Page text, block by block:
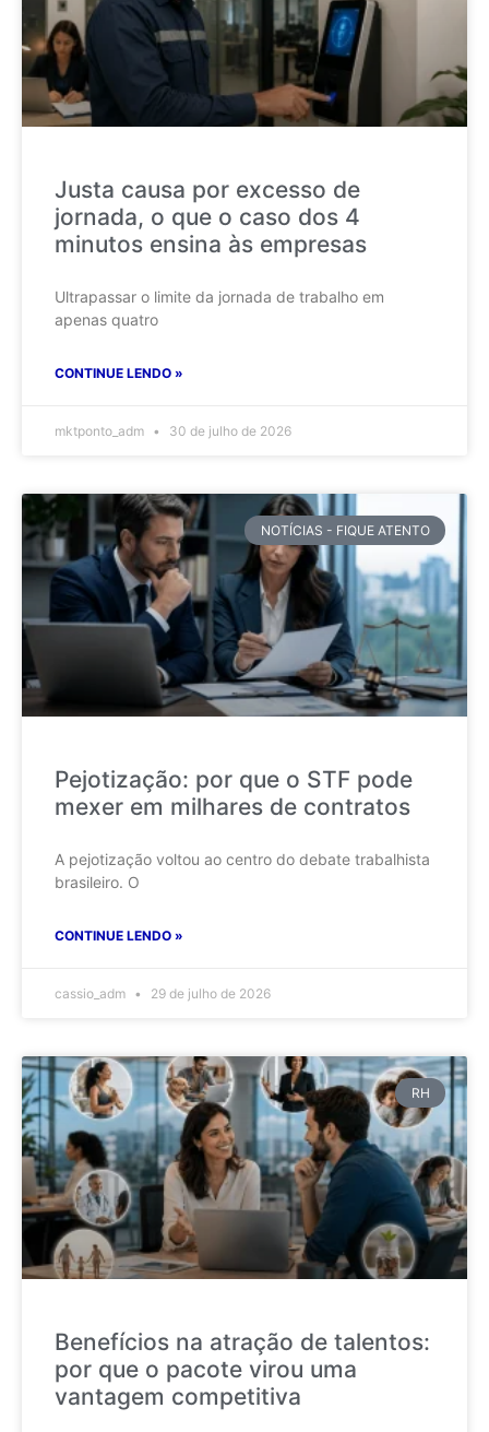
Justa causa por excesso de
jornada, o que o caso dos 4
minutos ensina às empresas
Ultrapassar o limite da jornada de trabalho em
apenas quatro
CONTINUE LENDO »
mktponto_adm 30 de julho de 2026
NOTÍCIAS - FIQUE ATENTO
Pejotização: por que o STF pode
mexer em milhares de contratos
A pejotização voltou ao centro do debate trabalhista
brasileiro. O
CONTINUE LENDO »
cassio_adm 29 de julho de 2026
RH
Benefícios na atração de talentos:
por que o pacote virou uma
vantagem competitiva